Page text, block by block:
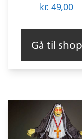
kr. 49,00
Gå til shop